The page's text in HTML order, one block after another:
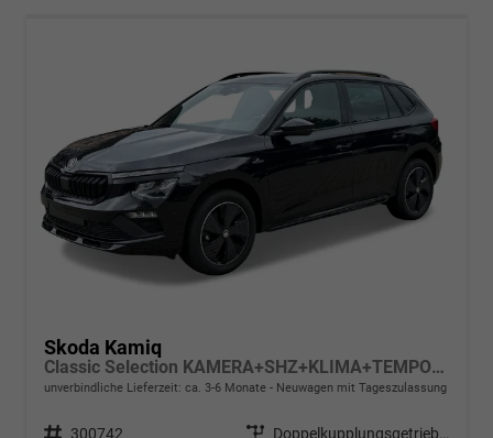
Skoda Kamiq
Classic Selection KAMERA+SHZ+KLIMA+TEMPOMAT+LED+16" LM
unverbindliche Lieferzeit: ca. 3-6 Monate Neuwagen mit Tageszulassung
Fahrzeugnr. 300742 Getriebe
Doppelkupplungsgetriebe (DSG)